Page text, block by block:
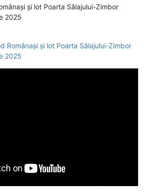
și lot Poarta Sălajului-Zimbor
2025
Românași și lot Poarta Sălajului-Zimbor
2025